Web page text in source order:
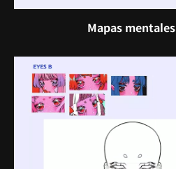
Mapas mentales